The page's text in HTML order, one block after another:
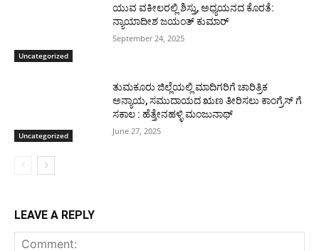
Uncategorized
ಯುವ ವಕೀಲರಲ್ಲಿ ಶಿಸ್ತು, ಅಧ್ಯಯನದ ಕೊರತೆ:
ನ್ಯಾಯಾದೀಶ ಜಯಂತ್ ಕುಮಾರ್
September 24, 2025
Uncategorized
ತುಮಕೂರು ಜಿಲ್ಲೆಯಲ್ಲಿ ಮಾದಿಗರಿಗೆ ಚಾರಿತ್ರಿಕ
ಅನ್ಯಾಯ, ಸಮುದಾಯದ ಋಣ ತೀರಿಸಲು ಕಾಂಗ್ರೆಸ್ ಗೆ
ಸಕಾಲ : ಹೆತ್ತೇನಹಳ್ಳಿ ಮಂಜುನಾಥ್
June 27, 2025
LEAVE A REPLY